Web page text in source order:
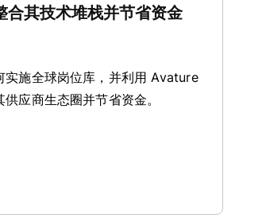
合其技术堆栈并节省资金
实施全球岗位库，并利用 Avature
应商生态圈并节省资金。